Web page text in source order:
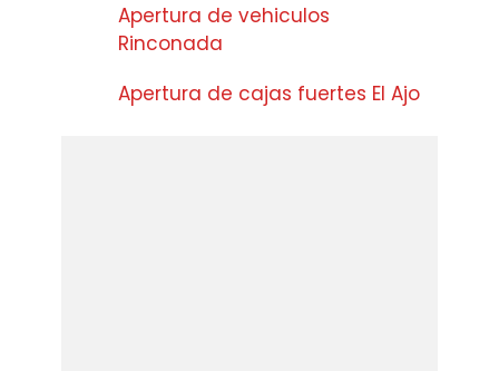
Apertura de vehiculos
Rinconada
Apertura de cajas fuertes El Ajo